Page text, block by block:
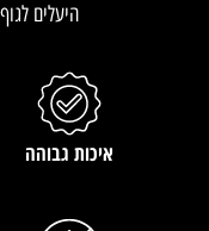
היעלים
איכות גבוהה